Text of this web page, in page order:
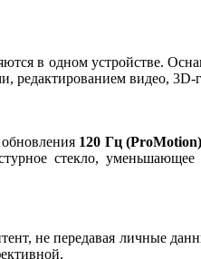
в одном устройстве.
редактированием видео,
120 Гц (ProMotion)
стекло,
не передавая личные